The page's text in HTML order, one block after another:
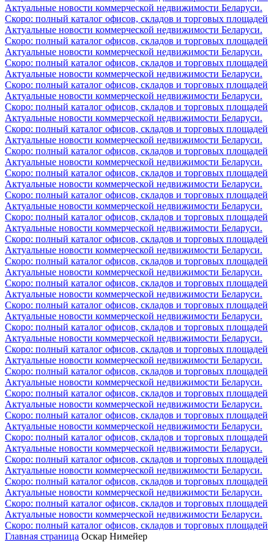
Актуальные новости коммерческой недвижимости Беларуси.
Скоро: полный каталог офисов, складов и торговых площадей
Актуальные новости коммерческой недвижимости Беларуси.
Скоро: полный каталог офисов, складов и торговых площадей
Актуальные новости коммерческой недвижимости Беларуси.
Скоро: полный каталог офисов, складов и торговых площадей
Актуальные новости коммерческой недвижимости Беларуси.
Скоро: полный каталог офисов, складов и торговых площадей
Актуальные новости коммерческой недвижимости Беларуси.
Скоро: полный каталог офисов, складов и торговых площадей
Актуальные новости коммерческой недвижимости Беларуси.
Скоро: полный каталог офисов, складов и торговых площадей
Актуальные новости коммерческой недвижимости Беларуси.
Скоро: полный каталог офисов, складов и торговых площадей
Актуальные новости коммерческой недвижимости Беларуси.
Скоро: полный каталог офисов, складов и торговых площадей
Актуальные новости коммерческой недвижимости Беларуси.
Скоро: полный каталог офисов, складов и торговых площадей
Актуальные новости коммерческой недвижимости Беларуси.
Скоро: полный каталог офисов, складов и торговых площадей
Актуальные новости коммерческой недвижимости Беларуси.
Скоро: полный каталог офисов, складов и торговых площадей
Актуальные новости коммерческой недвижимости Беларуси.
Скоро: полный каталог офисов, складов и торговых площадей
Актуальные новости коммерческой недвижимости Беларуси.
Скоро: полный каталог офисов, складов и торговых площадей
Актуальные новости коммерческой недвижимости Беларуси.
Скоро: полный каталог офисов, складов и торговых площадей
Актуальные новости коммерческой недвижимости Беларуси.
Скоро: полный каталог офисов, складов и торговых площадей
Актуальные новости коммерческой недвижимости Беларуси.
Скоро: полный каталог офисов, складов и торговых площадей
Актуальные новости коммерческой недвижимости Беларуси.
Скоро: полный каталог офисов, складов и торговых площадей
Актуальные новости коммерческой недвижимости Беларуси.
Скоро: полный каталог офисов, складов и торговых площадей
Актуальные новости коммерческой недвижимости Беларуси.
Скоро: полный каталог офисов, складов и торговых площадей
Актуальные новости коммерческой недвижимости Беларуси.
Скоро: полный каталог офисов, складов и торговых площадей
Актуальные новости коммерческой недвижимости Беларуси.
Скоро: полный каталог офисов, складов и торговых площадей
Актуальные новости коммерческой недвижимости Беларуси.
Скоро: полный каталог офисов, складов и торговых площадей
Актуальные новости коммерческой недвижимости Беларуси.
Скоро: полный каталог офисов, складов и торговых площадей
Актуальные новости коммерческой недвижимости Беларуси.
Скоро: полный каталог офисов, складов и торговых площадей
Главная страница Оскар Нимейер